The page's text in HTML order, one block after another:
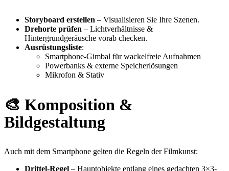
Storyboard erstellen – Visualisieren Sie Ihre Szenen.
Drehorte prüfen – Lichtverhältnisse &
Hintergrundgeräusche vorab checken.
Ausrüstungsliste:
Smartphone-Gimbal für wackelfreie Aufnahmen
Powerbanks & externe Speicherlösungen
Mikrofon & Stativ
🎨 Komposition &
Bildgestaltung
Auch mit dem Smartphone gelten die Regeln der Filmkunst:
Drittel-Regel – Hauptobjekte entlang eines gedachten 3×3-